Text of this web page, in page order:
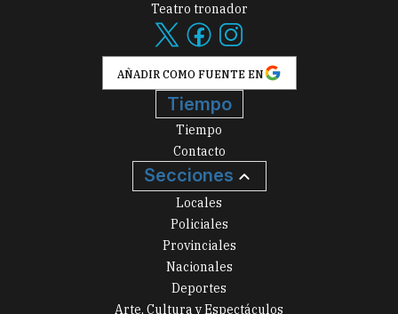
Teatro tronador
AÑADIR COMO FUENTE EN
Tiempo
Tiempo
Contacto
Secciones
Locales
Policiales
Provinciales
Nacionales
Deportes
Arte, Cultura y Espectáculos